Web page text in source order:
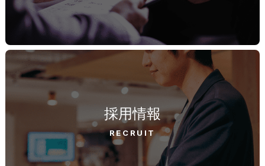
採用情報
RECRUIT